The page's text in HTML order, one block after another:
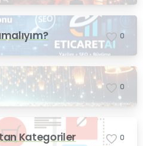
0
0
Kategoriler 0